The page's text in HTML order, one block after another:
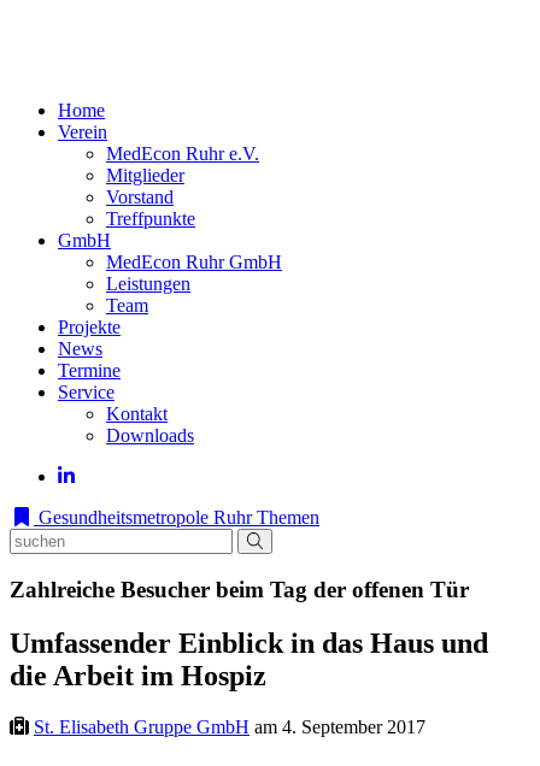
Home
Verein
MedEcon Ruhr e.V.
Mitglieder
Vorstand
Treffpunkte
GmbH
MedEcon Ruhr GmbH
Leistungen
Team
Projekte
News
Termine
Service
Kontakt
Downloads
Gesundheitsmetropole Ruhr Themen
Zahlreiche Besucher beim Tag der offenen Tür
Umfassender Einblick in das Haus und
die Arbeit im Hospiz
St. Elisabeth Gruppe GmbH am 4. September 2017